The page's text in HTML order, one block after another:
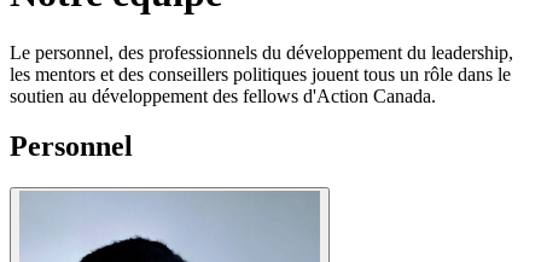
Le personnel, des professionnels du développement du leadership,
les mentors et des conseillers politiques jouent tous un rôle dans le
soutien au développement des fellows d'Action Canada.
Personnel